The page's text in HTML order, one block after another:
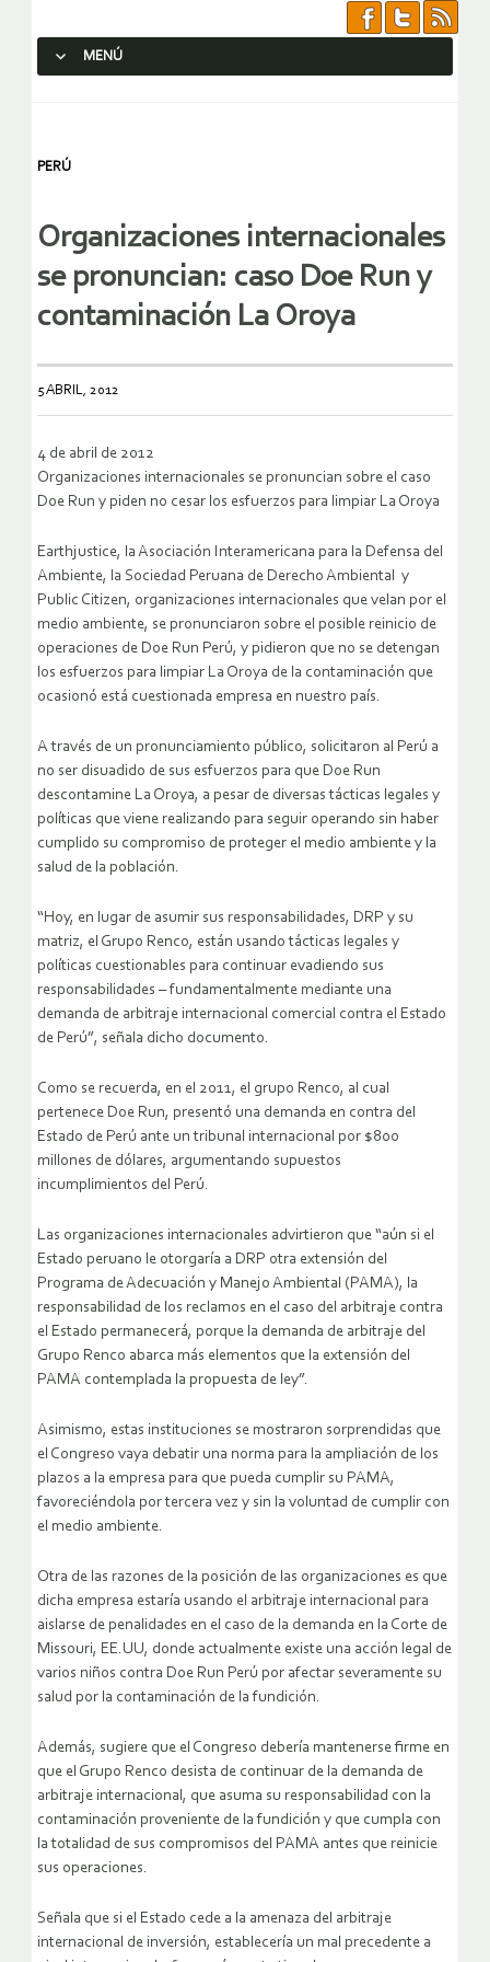
MENÚ
PERÚ
Organizaciones internacionales
se pronuncian: caso Doe Run y
contaminación La Oroya
5 ABRIL, 2012
4 de abril de 2012
Organizaciones internacionales se pronuncian sobre el caso
Doe Run y piden no cesar los esfuerzos para limpiar La Oroya
Earthjustice, la Asociación Interamericana para la Defensa del
Ambiente, la Sociedad Peruana de Derecho Ambiental y
Public Citizen, organizaciones internacionales que velan por el
medio ambiente, se pronunciaron sobre el posible reinicio de
operaciones de Doe Run Perú, y pidieron que no se detengan
los esfuerzos para limpiar La Oroya de la contaminación que
ocasionó está cuestionada empresa en nuestro país.
A través de un pronunciamiento público, solicitaron al Perú a
no ser disuadido de sus esfuerzos para que Doe Run
descontamine La Oroya, a pesar de diversas tácticas legales y
políticas que viene realizando para seguir operando sin haber
cumplido su compromiso de proteger el medio ambiente y la
salud de la población.
“Hoy, en lugar de asumir sus responsabilidades, DRP y su
matriz, el Grupo Renco, están usando tácticas legales y
políticas cuestionables para continuar evadiendo sus
responsabilidades – fundamentalmente mediante una
demanda de arbitraje internacional comercial contra el Estado
de Perú”, señala dicho documento.
Como se recuerda, en el 2011, el grupo Renco, al cual
pertenece Doe Run, presentó una demanda en contra del
Estado de Perú ante un tribunal internacional por $800
millones de dólares, argumentando supuestos
incumplimientos del Perú.
Las organizaciones internacionales advirtieron que “aún si el
Estado peruano le otorgaría a DRP otra extensión del
Programa de Adecuación y Manejo Ambiental (PAMA), la
responsabilidad de los reclamos en el caso del arbitraje contra
el Estado permanecerá, porque la demanda de arbitraje del
Grupo Renco abarca más elementos que la extensión del
PAMA contemplada la propuesta de ley”.
Asimismo, estas instituciones se mostraron sorprendidas que
el Congreso vaya debatir una norma para la ampliación de los
plazos a la empresa para que pueda cumplir su PAMA,
favoreciéndola por tercera vez y sin la voluntad de cumplir con
el medio ambiente.
Otra de las razones de la posición de las organizaciones es que
dicha empresa estaría usando el arbitraje internacional para
aislarse de penalidades en el caso de la demanda en la Corte de
Missouri, EE.UU, donde actualmente existe una acción legal de
varios niños contra Doe Run Perú por afectar severamente su
salud por la contaminación de la fundición.
Además, sugiere que el Congreso debería mantenerse firme en
que el Grupo Renco desista de continuar de la demanda de
arbitraje internacional, que asuma su responsabilidad con la
contaminación proveniente de la fundición y que cumpla con
la totalidad de sus compromisos del PAMA antes que reinicie
sus operaciones.
Señala que si el Estado cede a la amenaza del arbitraje
internacional de inversión, establecería un mal precedente a